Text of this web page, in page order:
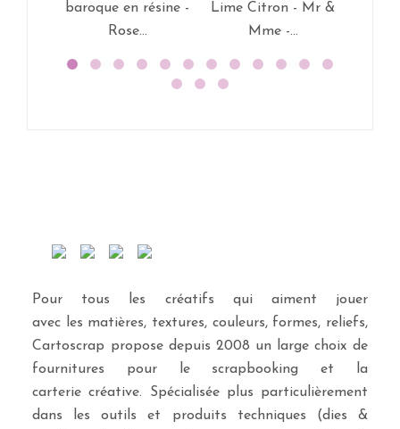
baroque en résine -
Rose...
Lime Citron - Mr &
Mme -...
Pour tous les créatifs qui aiment jouer
avec les matières, textures, couleurs, formes, reliefs,
Cartoscrap propose depuis 2008 un large choix de
fournitures pour le scrapbooking et la
carterie créative. Spécialisée plus particulièrement
dans les outils et produits techniques (dies &